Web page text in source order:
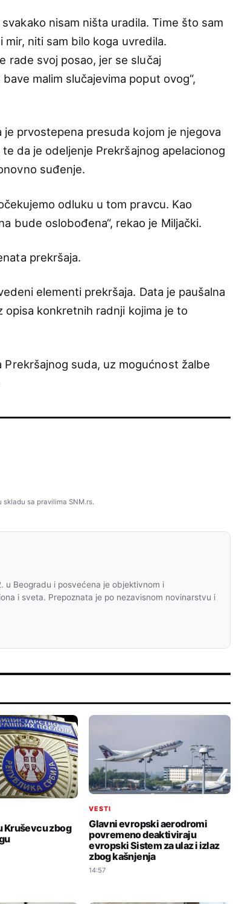
nisam ništa uradila. Time što sam
mir, niti sam bilo koga uvredila.
rade svoj posao, jer se slučaj
malim slučajevima poput ovog“,
prvostepena presuda kojom je njegova
da je odeljenje Prekršajnog apelacionog
suđenje.
odluku u tom pravcu. Kao
bude oslobođena“, rekao je Miljački.
prekršaja.
elementi prekršaja. Data je paušalna
opisa konkretnih radnji kojima je to
suda, uz mogućnost žalbe
sa pravilima SNM.rs.
u Beogradu i posvećena je objektivnom i
i sveta. Prepoznata je po nezavisnom novinarstvu i
Kruševcu zbog
VESTI
Glavni evropski aerodromi
povremeno deaktiviraju
evropski Sistem za ulaz i izlaz
zbog kašnjenja
14:57